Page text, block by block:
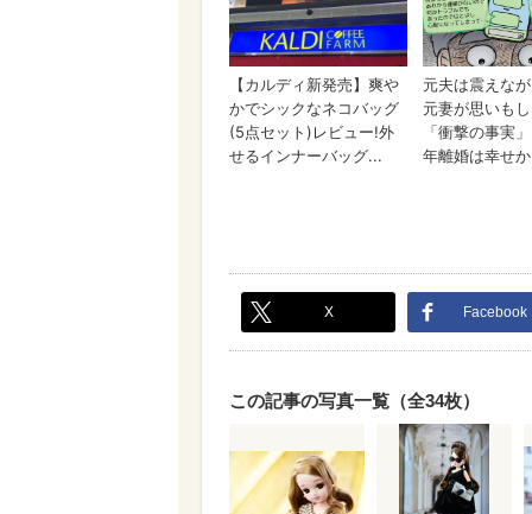
X Facebook
この記事の写真一覧（全34枚）